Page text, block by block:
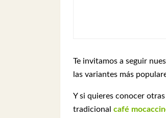
Te invitamos a seguir
las variantes más
Y si quieres conocer otras
tradicional café